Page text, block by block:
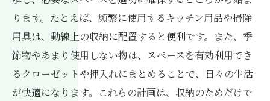
ン
収納で叶えるストレスフリーな生活
ライフスタイルに合わせた収納空間いわき市の
工務店が実現する理想の住まい
多様なライフスタイルに応じた収納提案
ります。たとえば、頻繁に使用するキッチン用品や掃除
用具は、動線上の収納に配置すると便利です。また、季
節物やあまり使用しない物は、スペースを有効利用でき
るクローゼットや押入れにまとめることで、日々の生活
が快適になります。これらの計画は、収納のためだけで